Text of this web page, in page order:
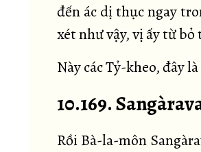
đến ác dị thục ngay
xét như vậy, vị ấy từ
Này các Tỷ-kheo, đây
10.169.
Rồi Bà-la-môn